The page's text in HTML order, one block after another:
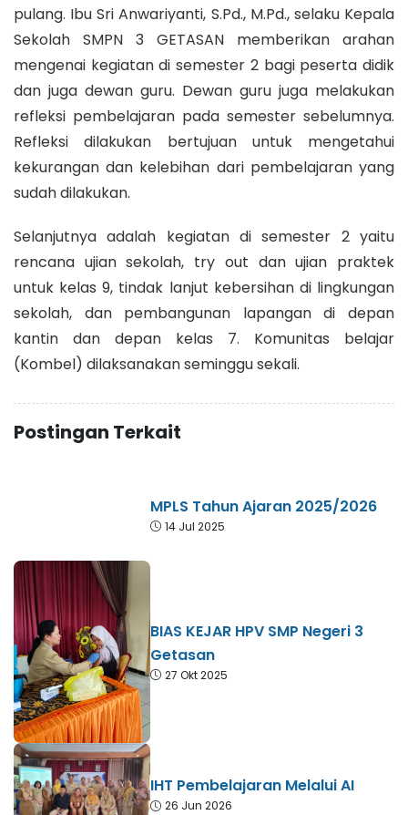
pulang. Ibu Sri Anwariyanti, S.Pd., M.Pd., selaku Kepala
Sekolah SMPN 3 GETASAN memberikan arahan
mengenai kegiatan di semester 2 bagi peserta didik
dan juga dewan guru. Dewan guru juga melakukan
refleksi pembelajaran pada semester sebelumnya.
Refleksi dilakukan bertujuan untuk mengetahui
kekurangan dan kelebihan dari pembelajaran yang
sudah dilakukan.
Selanjutnya adalah kegiatan di semester 2 yaitu
rencana ujian sekolah, try out dan ujian praktek
untuk kelas 9, tindak lanjut kebersihan di lingkungan
sekolah, dan pembangunan lapangan di depan
kantin dan depan kelas 7. Komunitas belajar
(Kombel) dilaksanakan seminggu sekali.
Postingan Terkait
MPLS Tahun Ajaran 2025/2026
14 Jul 2025
BIAS KEJAR HPV SMP Negeri 3
Getasan
27 Okt 2025
IHT Pembelajaran Melalui AI
26 Jun 2026